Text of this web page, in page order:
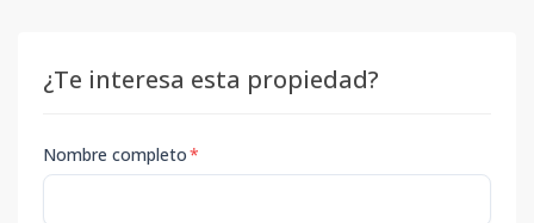
¿Te interesa esta propiedad?
Nombre completo*